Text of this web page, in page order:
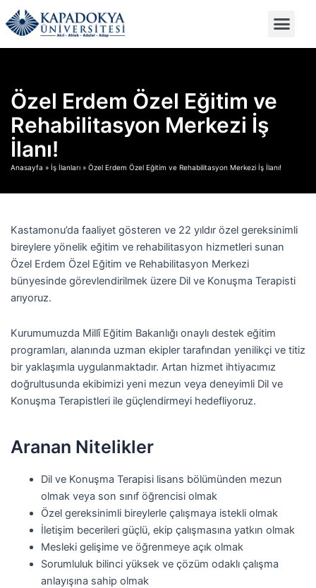
İçeriğe
atla
Özel Erdem Özel Eğitim ve
Rehabilitasyon Merkezi İş
İlanı!
Anasayfa » İş İlanları» Özel Erdem Özel Eğitim ve Rehabilitasyon Merkezi İş İlanı!
Kastamonu’da faaliyet gösteren ve 22 yıldır özel gereksinimli
bireylere yönelik eğitim ve rehabilitasyon hizmetleri sunan
Özel Erdem Özel Eğitim ve Rehabilitasyon Merkezi
bünyesinde görevlendirilmek üzere Dil ve Konuşma Terapisti
arıyoruz.
Kurumumuzda Millî Eğitim Bakanlığı onaylı destek eğitim
programları, alanında uzman ekipler tarafından yenilikçi ve titiz
bir yaklaşımla uygulanmaktadır. Artan hizmet ihtiyacımız
doğrultusunda ekibimizi yeni mezun veya deneyimli Dil ve
Konuşma Terapistleri ile güçlendirmeyi hedefliyoruz.
Aranan Nitelikler
Dil ve Konuşma Terapisi lisans bölümünden mezun
olmak veya son sınıf öğrencisi olmak
Özel gereksinimli bireylerle çalışmaya istekli olmak
İletişim becerileri güçlü, ekip çalışmasına yatkın olmak
Mesleki gelişime ve öğrenmeye açık olmak
Sorumluluk bilinci yüksek ve çözüm odaklı çalışma
anlayışına sahip olmak